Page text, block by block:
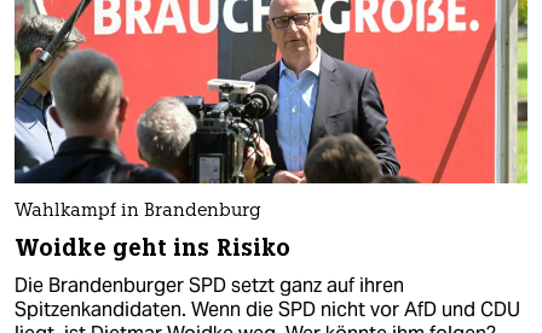
Wahlkampf in Brandenburg
Woidke geht ins Risiko
Die Brandenburger SPD setzt ganz auf ihren
Spitzenkandidaten. Wenn die SPD nicht vor AfD und CDU